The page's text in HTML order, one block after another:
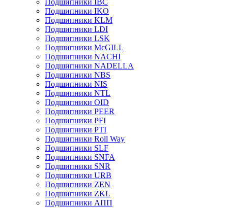
Подшипники IBC
Подшипники IKO
Подшипники KLM
Подшипники LDI
Подшипники LSK
Подшипники McGILL
Подшипники NACHI
Подшипники NADELLA
Подшипники NBS
Подшипники NIS
Подшипники NTL
Подшипники OID
Подшипники PEER
Подшипники PFI
Подшипники PTI
Подшипники Roll Way
Подшипники SLF
Подшипники SNFA
Подшипники SNR
Подшипники URB
Подшипники ZEN
Подшипники ZKL
Подшипники АПП